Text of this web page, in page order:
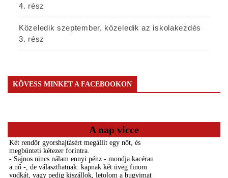
4. rész
Közeledik szeptember, közeledik az iskolakezdés
3. rész
KÖVESS MINKET A FACEBOOKON
A nap vicce